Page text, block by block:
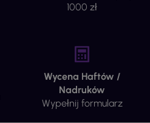
1000 zł
Wycena Haftów /
Nadruków
Wypełnij formularz